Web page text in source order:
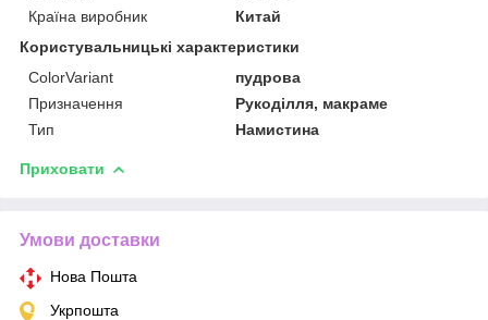
Країна виробник
Китай
Користувальницькі характеристики
ColorVariant
пудрова
Призначення
Рукоділля, макраме
Тип
Намистина
Приховати
Умови доставки
Нова Пошта
Укрпошта